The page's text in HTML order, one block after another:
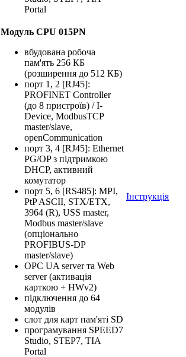
Portal
Модуль CPU 015PN
вбудована робоча
пам'ять 256 КБ
(розширення до 512 КБ)
порт 1, 2 [RJ45]:
PROFINET Controller
(до 8 пристроїв) / I-
Device, ModbusTCP
master/slave,
openCommunication
порт 3, 4 [RJ45]: Ethernet
PG/OP з підтримкою
DHCP, активний
комутатор
порт 5, 6 [RS485]: MPI,
PtP ASCII, STX/ETX,
3964 (R), USS master,
Modbus master/slave
(опціонально
PROFIBUS-DP
master/slave)
OPC UA server та Web
server (активація
карткою + HWv2)
підключення до 64
модулів
слот для карт пам'яті SD
програмування SPEED7
Studio, STEP7, TIA
Portal
Інструкція